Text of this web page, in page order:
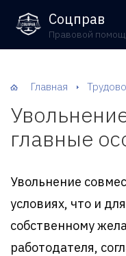
8
Соцправ
Правовой
Главная
главные
Увольнение
условиях, что и
собственному
работодателя,